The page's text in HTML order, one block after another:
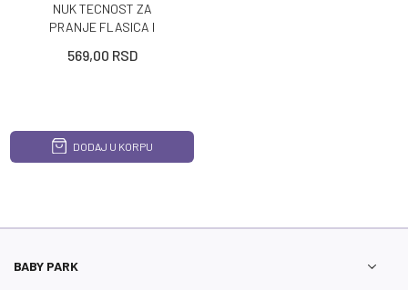
NUK TECNOST ZA
PRANJE FLASICA I
569,00 RSD
DODAJ U KORPU
BABY PARK